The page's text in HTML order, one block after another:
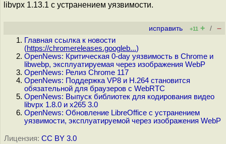
libvpx 1.13.1 с устранением уязвимости.
исправить +11 + / –
Главная ссылка к новости
(https://chromereleases.googleb...)
OpenNews: Критическая 0-day уязвимость в Chrome и
libwebp, эксплуатируемая через изображения WebP
OpenNews: Релиз Chrome 117
OpenNews: Поддержка VP8 и H.264 становится
обязательной для браузеров с WebRTC
OpenNews: Выпуск библиотек для кодирования видео
libvpx 1.8.0 и x265 3.0
OpenNews: Обновление LibreOffice с устранением
уязвимости, эксплуатируемой через изображения WebP
Лицензия: CC BY 3.0